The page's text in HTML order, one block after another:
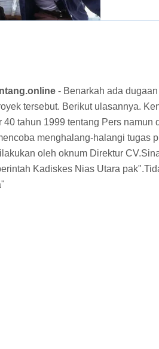
- Benarkah ada
tersebut. Berikut ulasannya.
tahun 1999 tentang Pers namun
menghalang-halangi tugas
oleh oknum Direktur
Kadiskes Nias Utara